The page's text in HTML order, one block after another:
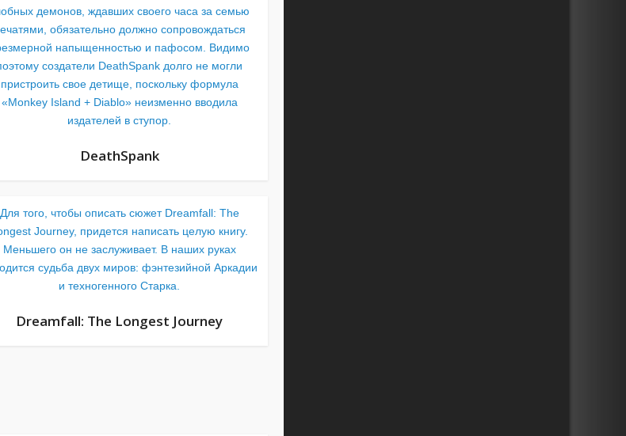
демонов, ждавших своего часа за семью
обязательно должно сопровождаться
напыщенностью и пафосом. Видимо
создатели DeathSpank долго не могли
пристроить свое детище, поскольку формула
«Monkey Island + Diablo» неизменно вводила
издателей в ступор.
DeathSpank
Для того, чтобы описать сюжет Dreamfall: The
Journey, придется написать целую книгу.
Меньшего он не заслуживает. В наших руках
судьба двух миров: фэнтезийной Аркадии
и техногенного Старка.
Dreamfall: The Longest Journey